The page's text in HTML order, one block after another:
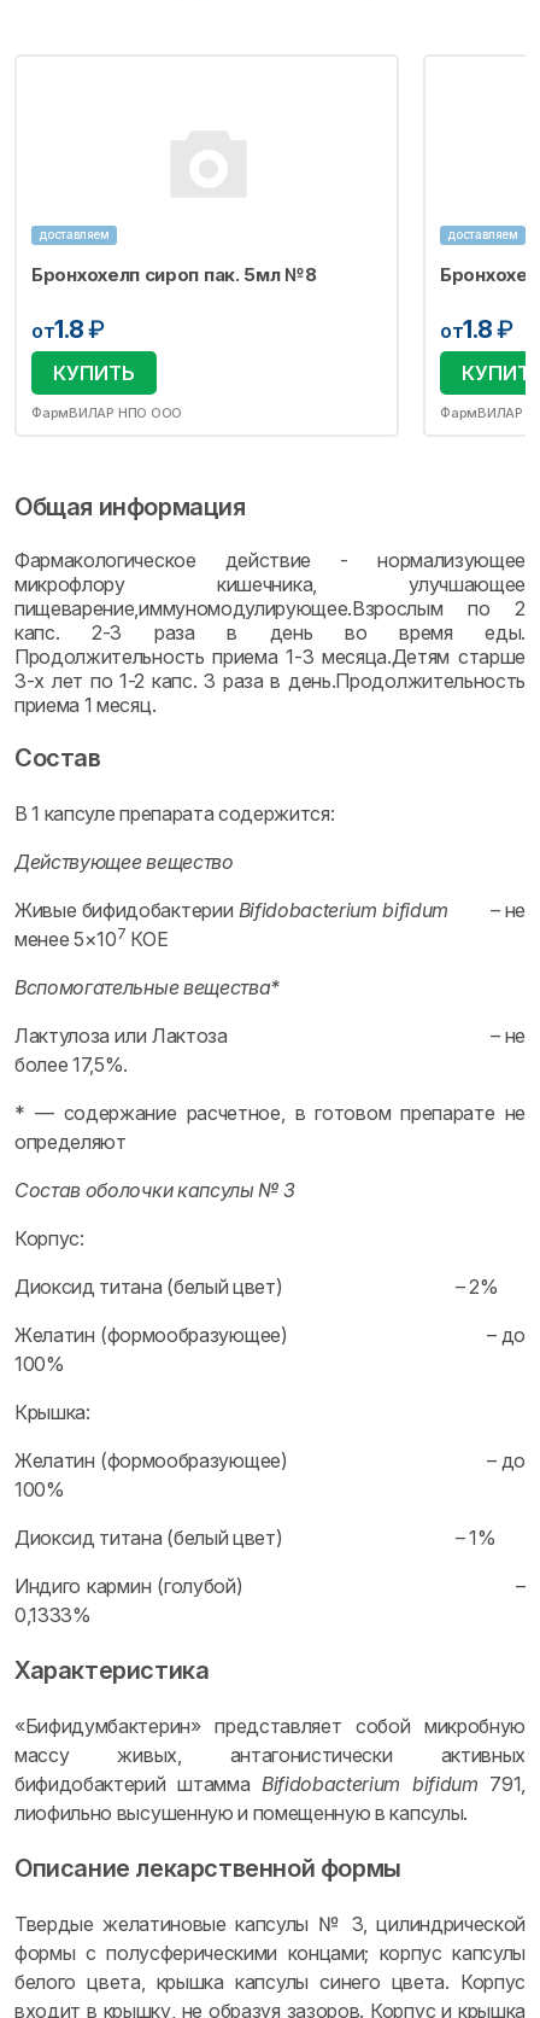
доставляем
Бронхохелп сироп пак. 5мл №8
от1.8₽
КУПИТЬ
ФармВИЛАР НПО ООО
доставляем
от1.8₽
ФармВИЛАР
Общая информация
Фармакологическое действие - нормализующее
микрофлору кишечника, улучшающее
пищеварение,иммуномодулирующее.Взрослым по 2
капс. 2-3 раза в день во время еды.
Продолжительность приема 1-3 месяца.Детям старше
3-х лет по 1-2 капс. 3 раза в день.Продолжительность
приема 1 месяц.
Состав
В 1 капсуле препарата содержится:
Действующее вещество
Живые бифидобактерии Bifidobacterium bifidum – не
менее 5×107 КОЕ
Вспомогательные вещества*
Лактулоза или Лактоза – не
более 17,5%.
* — содержание расчетное, в готовом препарате не
определяют
Состав оболочки капсулы № 3
Корпус:
Диоксид титана (белый цвет) – 2%
Желатин (формообразующее) – до
100%
Крышка:
Желатин (формообразующее) – до
100%
Диоксид титана (белый цвет) – 1%
Индиго кармин (голубой) –
0,1333%
Характеристика
«Бифидумбактерин» представляет собой микробную
массу живых, антагонистически активных
бифидобактерий штамма Bifidobacterium bifidum 791,
лиофильно высушенную и помещенную в капсулы.
Описание лекарственной формы
Твердые желатиновые капсулы № 3, цилиндрической
формы с полусферическими концами; корпус капсулы
белого цвета, крышка капсулы синего цвета. Корпус
входит в крышку, не образуя зазоров. Корпус и крышка